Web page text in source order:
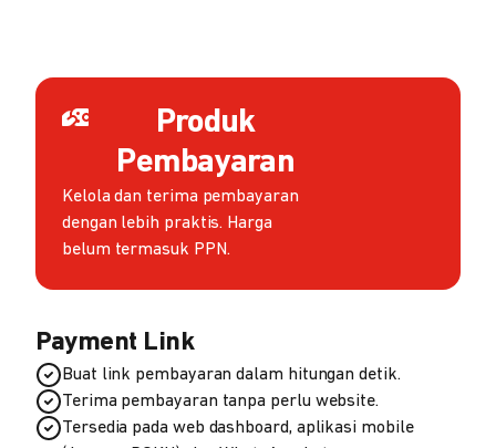
Produk
Pembayaran
Kelola dan terima pembayaran
dengan lebih praktis. Harga
belum termasuk PPN.
Payment Link
Buat link pembayaran dalam hitungan detik.
Terima pembayaran tanpa perlu website.
Tersedia pada web dashboard, aplikasi mobile